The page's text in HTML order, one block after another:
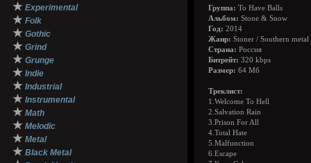
★ Experimental
★ Folk
★ Gothic
★ Grind
★ Grunge
★ Indie
★ Industrial
★ Instrumental
★ Math
★ Melodic
★ Metal
★ Black Metal
Группа: To Have Balls
Альбом: Stone & Snow
Год: 2014
Жанр: Stoner / Southern metal
Страна: Россия
Битрейт: 320 kbps
Размер: 64 Мб
Треклист:
1.Welcome To Hell
2.Salvation Rain
3.Prison For All
4.Total Hate
5.Malfunction
6.Escape